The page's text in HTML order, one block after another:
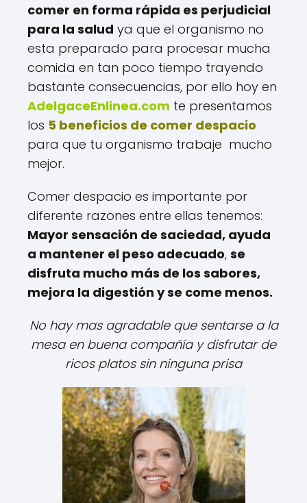
comer en forma rápida es perjudicial
para la salud ya que el organismo no
esta preparado para procesar mucha
comida en tan poco tiempo trayendo
bastante consecuencias, por ello hoy en
AdelgaceEnlinea.com te presentamos
los 5 beneficios de comer despacio
para que tu organismo trabaje mucho
mejor.
Comer despacio es importante por
diferente razones entre ellas tenemos:
Mayor sensación de saciedad, ayuda
a mantener el peso adecuado, se
disfruta mucho más de los sabores,
mejora la digestión y se come menos.
No hay mas agradable que sentarse a la
mesa en buena compañía y disfrutar de
ricos platos sin ninguna prisa